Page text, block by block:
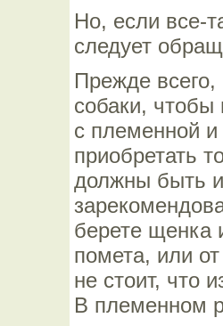
Но, если все-
следует
Прежде
собаки,
с племенной и
приобретать
должны быть
берете щенка
помета, или
не стоит, что
В племенном